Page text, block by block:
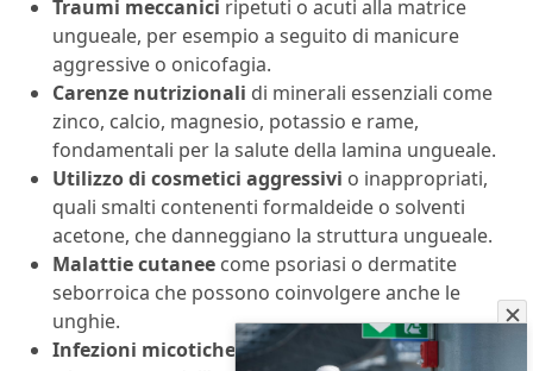
Traumi meccanici ripetuti o acuti alla matrice
ungueale, per esempio a seguito di manicure
aggressive o onicofagia.
Carenze nutrizionali di minerali essenziali come
zinco, calcio, magnesio, potassio e rame,
fondamentali per la salute della lamina ungueale.
Utilizzo di cosmetici aggressivi o inappropriati,
quali smalti contenenti formaldeide o solventi
acetone, che danneggiano la struttura ungueale.
Malattie cutanee come psoriasi o dermatite
seborroica che possono coinvolgere anche le
unghie.
Infezioni micoticheche alterano la pigmentazione